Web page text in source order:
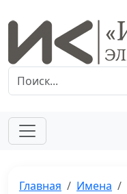
Главная Имена